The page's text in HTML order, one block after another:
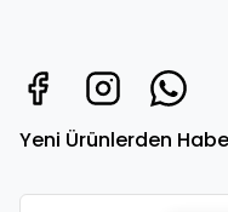
Yeni Ürünlerden